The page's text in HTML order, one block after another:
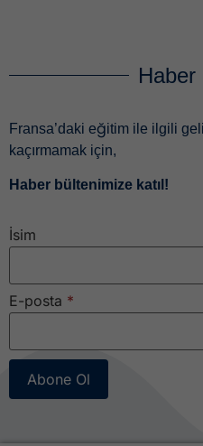
Haber
Fransa’daki eğitim ile ilgili
kaçırmamak için,
Haber bültenimize katıl!
İsim
E-posta *
Abone Ol